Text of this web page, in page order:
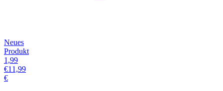
Neues
Produkt
1,99
€11,99
€